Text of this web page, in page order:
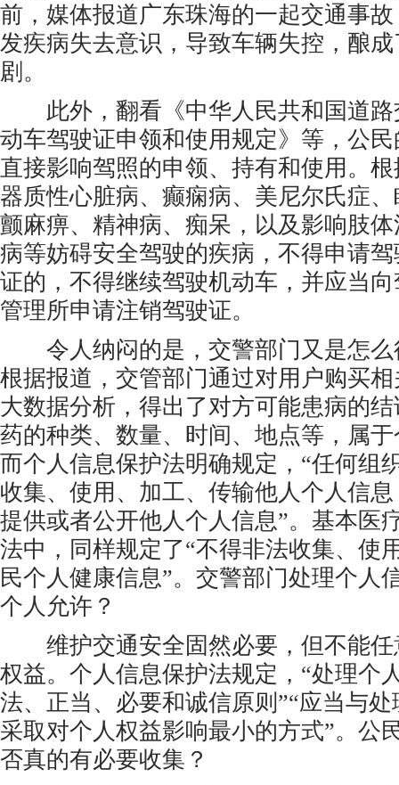
前，媒体报道广东珠海的一起交通事
发疾病失去意识，导致车辆失控，酿
剧。
此外，翻看《中华人民共和国道路
动车驾驶证申领和使用规定》等，公
直接影响驾照的申领、持有和使用。
器质性心脏病、癫痫病、美尼尔氏症
颤麻痹、精神病、痴呆，以及影响肢
病等妨碍安全驾驶的疾病，不得申请
证的，不得继续驾驶机动车，并应当
管理所申请注销驾驶证。
令人纳闷的是，交警部门又是怎么
根据报道，交管部门通过对用户购买
大数据分析，得出了对方可能患病的
药的种类、数量、时间、地点等，属
而个人信息保护法明确规定，“任何组
收集、使用、加工、传输他人个人信
提供或者公开他人个人信息”。基本医
法中，同样规定了“不得非法收集、使
民个人健康信息”。交警部门处理个人
个人允许？
维护交通安全固然必要，但不能任
权益。个人信息保护法规定，“处理个
法、正当、必要和诚信原则”“应当与
采取对个人权益影响最小的方式”。公
否真的有必要收集？